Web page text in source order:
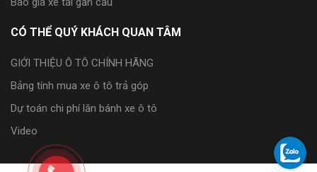
CÓ THỂ QUÝ KHÁCH QUAN TÂM
GIỚI THIỆU Ô TÔ CHÍNH HÃNG
Bảng tính mua xe ô tô trả góp
Dự toán chi phí lăn bánh xe ô tô
Video